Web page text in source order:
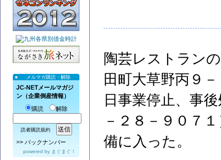
メルマガ購読・解除
JC-NETメールマガジ
ン（企業倒産情報）
購読
解除
読者購読規約
>> バックナンバー
powered by まぐまぐ！
陶芸レストラン
田町大草野丙９
日事業停止、事
－２８－９０７
備に入った。